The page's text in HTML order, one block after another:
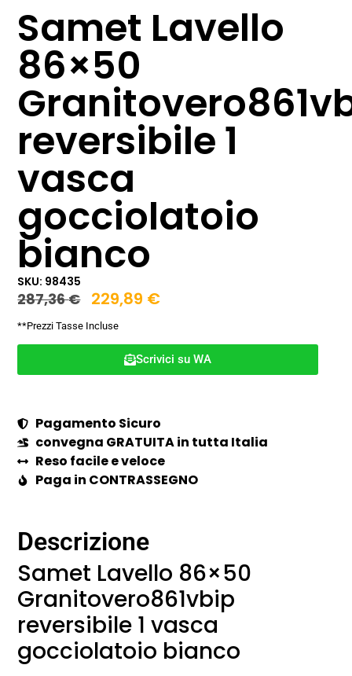
Samet Lavello
86×50
reversibile 1
vasca
gocciolatoio
bianco
SKU: 98435
287,36€ 229,89 €
**Prezzi Tasse Incluse
Scrivici su WA
Pagamento Sicuro
convegna GRATUITA in tutta Italia
Reso facile e veloce
Paga in CONTRASSEGNO
Descrizione
Samet Lavello 86×50
Granitovero861vbip
reversibile 1 vasca
gocciolatoio bianco